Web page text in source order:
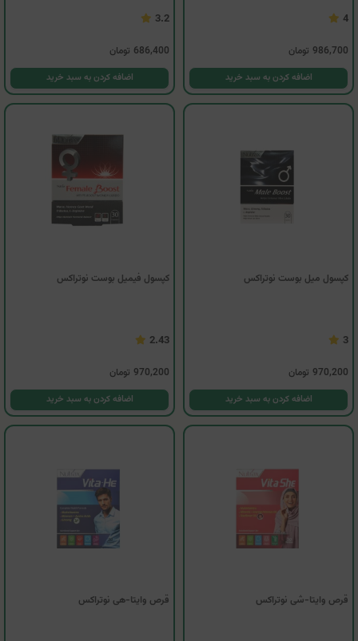
4
986,700 تومان
اضافه کردن به سبد خرید
3.2
686,400 تومان
اضافه کردن به سبد خرید
کپسول میل بوست نوتراکس
3
970,200 تومان
اضافه کردن به سبد خرید
کپسول فیمیل بوست نوتراکس
2.43
970,200 تومان
اضافه کردن به سبد خرید
قرص وایتا-شی نوتراکس قرص وایتا-هی نوتراکس